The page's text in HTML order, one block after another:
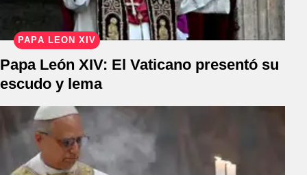
PAPA LEÓN XIV
Papa León XIV: El Vaticano presentó su
escudo y lema